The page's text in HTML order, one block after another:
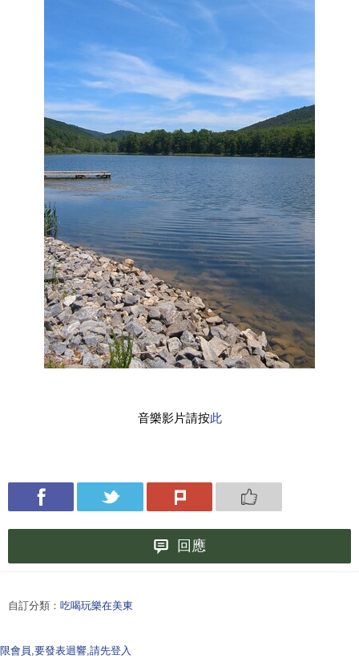
音樂影片請按此
回應
自訂分類： 吃喝玩樂在美東
限會員,要發表迴響,請先登入